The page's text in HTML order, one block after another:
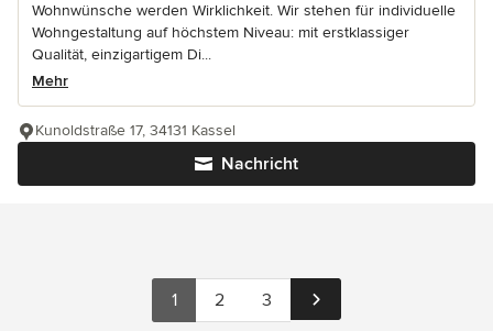
Wohnwünsche werden Wirklichkeit. Wir stehen für individuelle
Wohngestaltung auf höchstem Niveau: mit erstklassiger
Qualität, einzigartigem Di...
Mehr
Nachricht
Kunoldstraße 17, 34131 Kassel
1 2 3